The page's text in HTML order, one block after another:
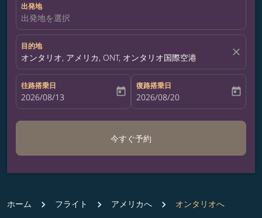
出発地
出発地を選択
目的地
オンタリオ, アメリカ, ONT, オンタリオ国際空港 close
往路搭乗日
fc-booking-departure-date-aria-label
2026/08/13 today
復路搭乗日
fc-booking-return-date-aria-label
2026/08/20 today
今すぐ予約
ホーム フライト アメリカへ オンタリオへ